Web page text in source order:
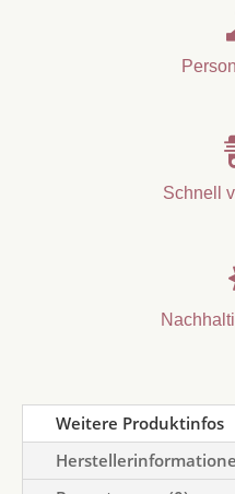
Schnell
Weitere Produktinfos